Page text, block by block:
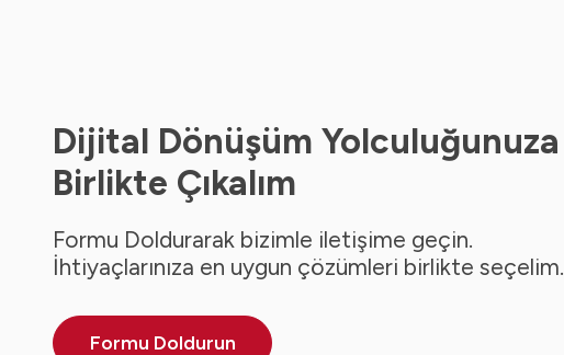
Dijital Dönüşüm Yolculuğunuza
Birlikte Çıkalım
Formu Doldurarak bizimle iletişime geçin.
İhtiyaçlarınıza en uygun çözümleri birlikte seçelim.
Formu Doldurun